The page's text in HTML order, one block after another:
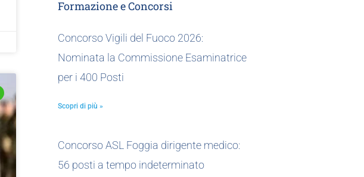
Formazione e Concorsi
Concorso Vigili del Fuoco 2026:
Nominata la Commissione Esaminatrice
per i 400 Posti
Scopri di più »
Concorso ASL Foggia dirigente medico:
56 posti a tempo indeterminato